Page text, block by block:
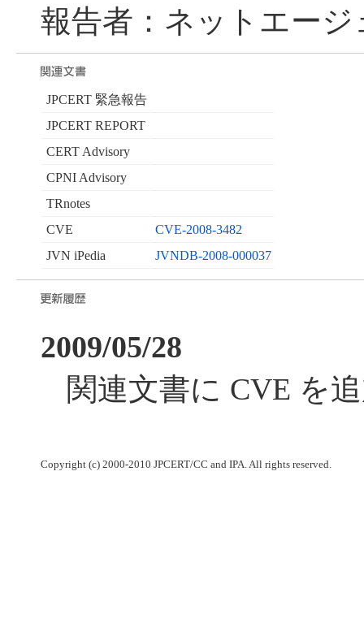
報告者：ネットエー
JPCERT 緊急報告
JPCERT REPORT
CERT Advisory
CPNI Advisory
TRnotes
CVE
CVE-2008-3482
JVN iPedia
JVNDB-2008-000037
2009/05/28
関連文書に CVE を
Copyright (c) 2000-2010 JPCERT/CC and IPA. All rights reserved.